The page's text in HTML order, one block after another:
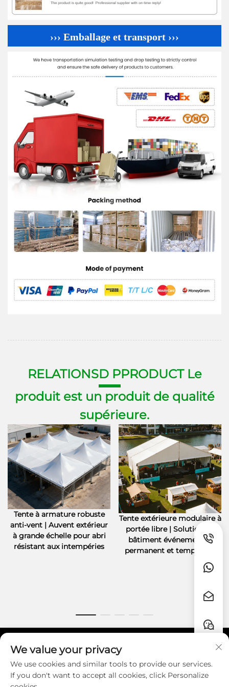
››› Emballage et transport ›››
RELATIONSD PPRODUCT Le
produit est un produit de qualité
supérieure.
Tente à armature robuste
anti-vent | Auvent extérieur
à grande échelle pour abri
résistant aux intempéries
Tente extérieure modulaire à
portée libre | Solution de
bâtiment événementiel
permanent et temporaire
Liens rapides
CONTACT
We value your privacy
We use cookies and similar tools to provide our services.
If you don't want to accept all cookies, click Personalize